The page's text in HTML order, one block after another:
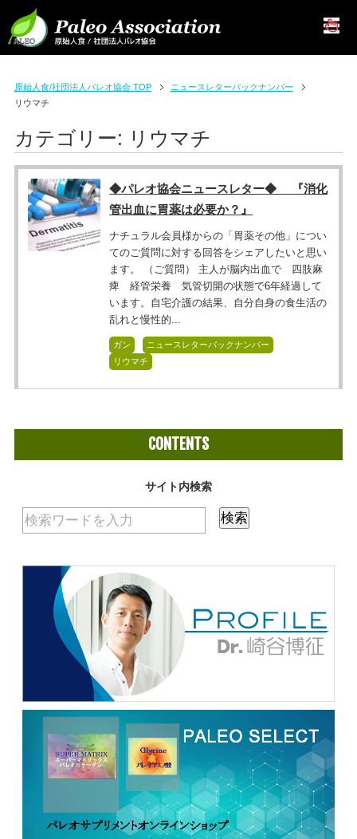
原始人食/社団法人パレオ協会 TOP
ニュースレターバックナンバー
リウマチ
カテゴリー: リウマチ
◆パレオ協会ニュースレター◆ 『消化
管出血に胃薬は必要か？』
ナチュラル会員様からの「胃薬その他」につい
てのご質問に対する回答をシェアしたいと思い
ます。 （ご質問） 主人が脳内出血で 四肢麻
痺 経管栄養 気管切開の状態で6年経過して
います。自宅介護の結果、自分自身の食生活の
乱れと慢性的...
ガン
ニュースレターバックナンバー
リウマチ
CONTENTS
サイト内検索